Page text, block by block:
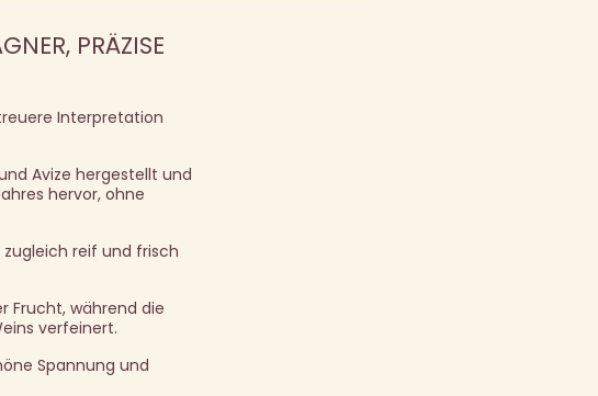
PRÄZISE
Interpretation
Avize hergestellt und
hervor, ohne
reif und frisch
Frucht, während die
verfeinert.
Spannung und